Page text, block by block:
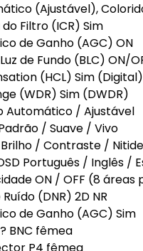
(Ajustável),
Filtro (ICR) Sim
de Ganho (AGC) ON
de Fundo (BLC) ON/
(HCL) Sim (Digital)
(WDR) Sim (DWDR)
Automático / Ajustável
/ Suave / Vivo
/ Contraste /
Português / Inglês /
ON / OFF (8
(DNR) 2D NR
de Ganho (AGC) Sim
BNC fêmea